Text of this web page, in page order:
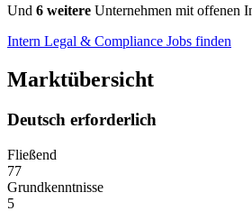
Und 6 weitere Unternehmen mit offenen
Intern Legal & Compliance Jobs finden
Marktübersicht
Deutsch erforderlich
Fließend
77
Grundkenntnisse
5